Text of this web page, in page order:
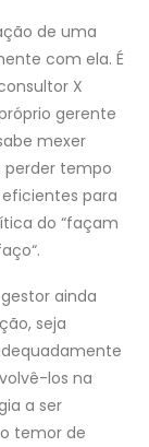
de uma
com ela. É
X
gerente
mexer
perder tempo
para
do “façam
ainda
seja
los na
a ser
temor de